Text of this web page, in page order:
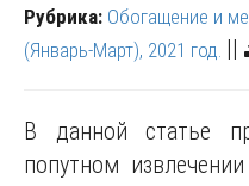
Рубрика: Обогащение и
(Январь-Март), 2021 год. ||
В данной статье
попутном